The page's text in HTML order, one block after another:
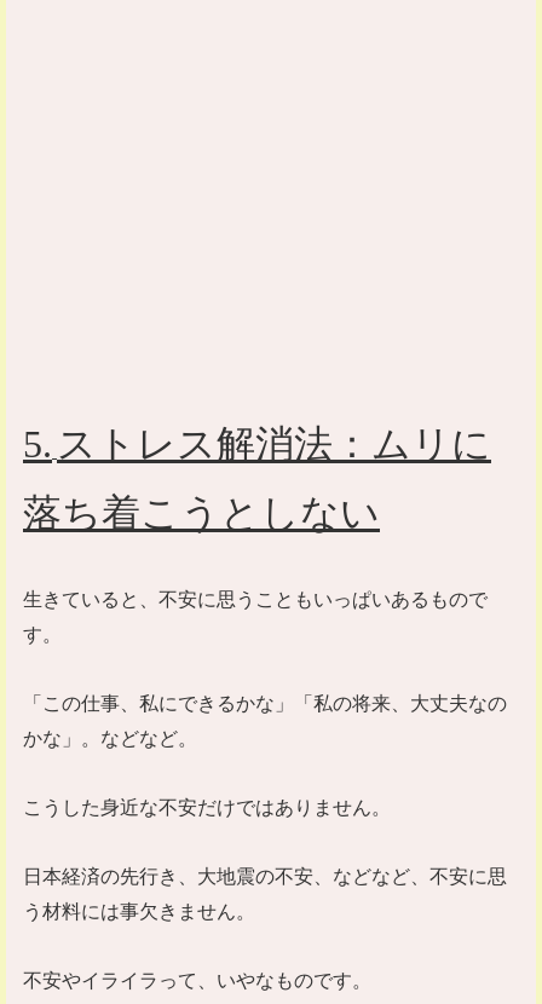
5. ストレス解消法：ムリに
落ち着こうとしない
生きていると、不安に思うこともいっぱいあるもので
す。
「この仕事、私にできるかな」「私の将来、大丈夫なの
かな」。などなど。
こうした身近な不安だけではありません。
日本経済の先行き、大地震の不安、などなど、不安に思
う材料には事欠きません。
不安やイライラって、いやなものです。